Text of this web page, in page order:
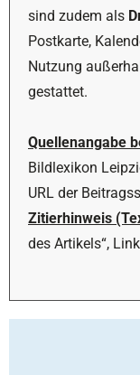
sind zudem als
Postkarte,
Nutzung
gestattet.
Quellenangabe
Bildlexikon
URL der
Zitierhinweis
des Artikels“,